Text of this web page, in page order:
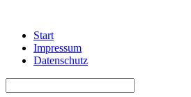
Start
Impressum
Datenschutz